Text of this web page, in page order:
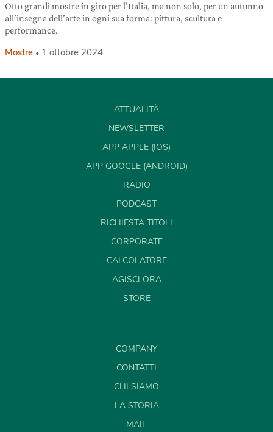
Otto grandi mostre in giro per l’Italia, ma non solo, per un autunno
all’insegna dell’arte in ogni sua forma: pittura, scultura e
performance.
Mostre 1 ottobre 2024
ATTUALITÀ
NEWSLETTER
APP APPLE (IOS)
APP GOOGLE (ANDROID)
RADIO
PODCAST
RICHIESTA TITOLI
CORPORATE
CALCOLATORE
AGISCI ORA
STORE
COMPANY
CONTATTI
CHI SIAMO
LA STORIA
MAIL